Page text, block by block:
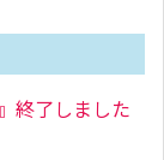
終了しました